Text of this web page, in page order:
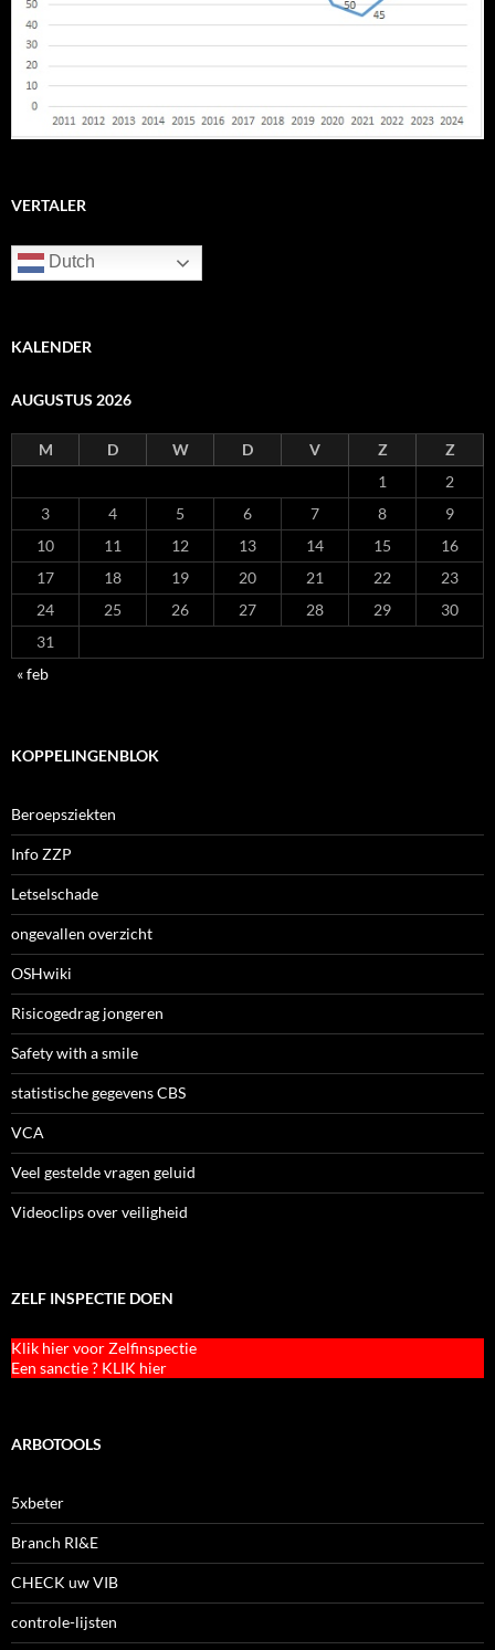
VERTALER
Dutch
KALENDER
AUGUSTUS 2026
M D W D V Z
Z
1
2
3
4 5 6 7 8
9
10
11 12 13 14 15
16
17
18 19 20 21 22
23
24
25 26 27 28 29
30
31
« feb
KOPPELINGENBLOK
Beroepsziekten
Info ZZP
Letselschade
ongevallen overzicht
OSHwiki
Risicogedrag jongeren
Safety with a smile
statistische gegevens CBS
VCA
Veel gestelde vragen geluid
Videoclips over veiligheid
ZELF INSPECTIE DOEN
Klik hier voor Zelfinspectie
Een sanctie ? KLIK hier
ARBOTOOLS
5xbeter
Branch RI&E
CHECK uw VIB
controle-lijsten